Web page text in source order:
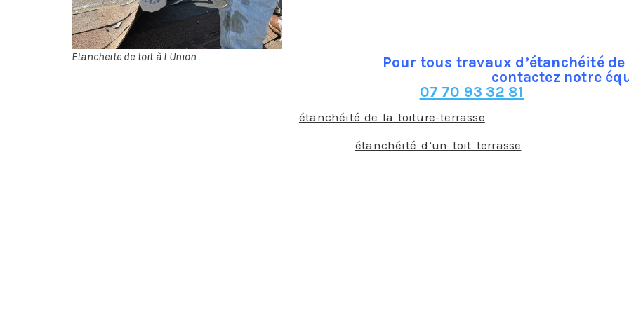
Etancheite de toit à l Union
Pour tous travaux d’étanchéité
contactez notre
07 70 93 32 81
Comme pour n’importe quelle toiture, l’étanchéité de la toiture-terrasse
étanchéité d’un toit terrasse